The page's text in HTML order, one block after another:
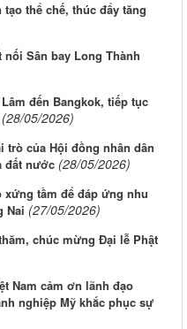
thể chế, thúc đẩy tăng
Sân bay Long Thành
đến Bangkok, tiếp tục
(28/05/2026)
của Hội đồng nhân dân
đất nước (28/05/2026)
tầm để đáp ứng nhu
Nai (27/05/2026)
chúc mừng Đại lễ Phật
Nam cảm ơn lãnh đạo
nghiệp Mỹ khắc phục sự